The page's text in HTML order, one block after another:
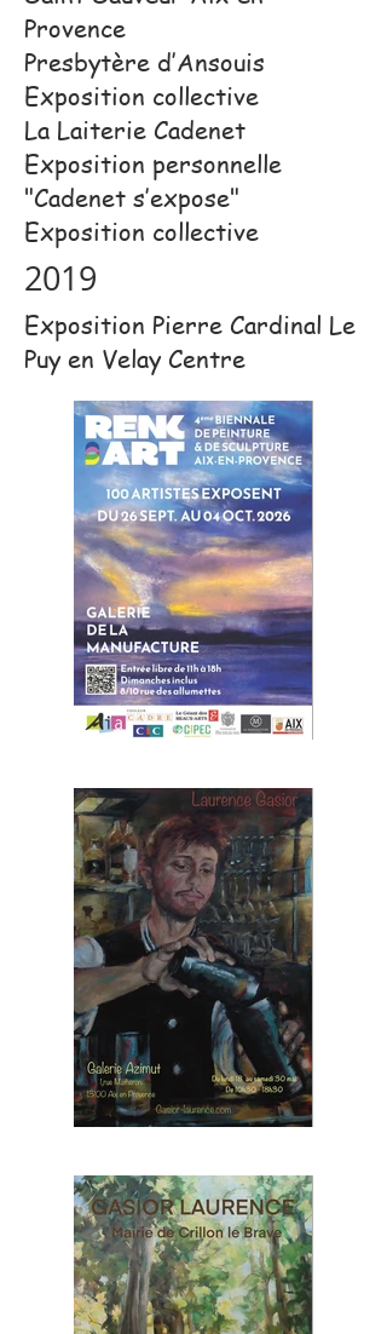
Provence
Presbytère d’Ansouis
Exposition collective
La Laiterie Cadenet
Exposition personnelle
"Cadenet s’expose"
Exposition collective​
2019
Exposition Pierre Cardinal Le
Puy en Velay Centre